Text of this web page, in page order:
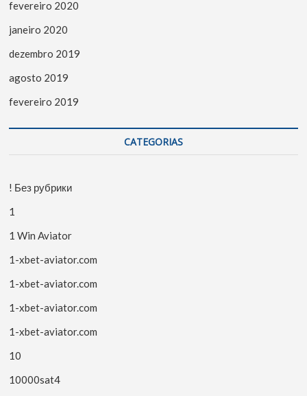
fevereiro 2020
janeiro 2020
dezembro 2019
agosto 2019
fevereiro 2019
CATEGORIAS
! Без рубрики
1
1 Win Aviator
1-xbet-aviator.com
1-xbet-aviator.com
1-xbet-aviator.com
1-xbet-aviator.com
10
10000sat4